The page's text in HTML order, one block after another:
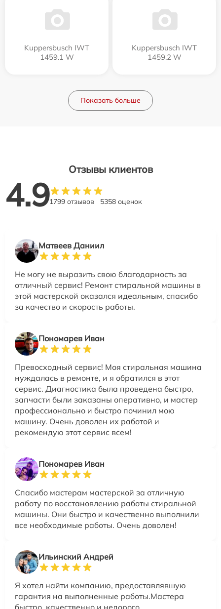
Kuppersbusch IWT
1459.1 W
Kuppersbusch IWT
1459.2 W
Показать больше
Отзывы клиентов
4.91799 отзывов 5358 оценок
Матвеев Даниил
Не могу не выразить свою благодарность за
отличный сервис! Ремонт стиральной машины в
этой мастерской оказался идеальным, спасибо
за качество и скорость работы.
Пономарев Иван
Превосходный сервис! Моя стиральная машина
нуждалась в ремонте, и я обратился в этот
сервис. Диагностика была проведена быстро,
запчасти были заказаны оперативно, и мастер
профессионально и быстро починил мою
машину. Очень доволен их работой и
рекомендую этот сервис всем!
Пономарев Иван
Спасибо мастерам мастерской за отличную
работу по восстановлению работы стиральной
машины. Они быстро и качественно выполнили
все необходимые работы. Очень доволен!
Ильинский Андрей
Я хотел найти компанию, предоставлявшую
гарантия на выполненные работы.Мастера
быстро, качественно и недорого